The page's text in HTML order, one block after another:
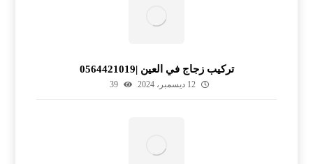
تركيب زجاج في العين |0564421019
12 ديسمبر، 2024 39